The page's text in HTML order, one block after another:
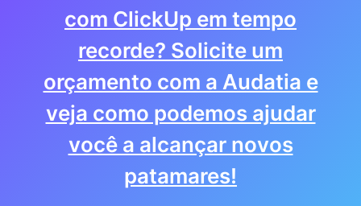
com ClickUp em tempo
recorde? Solicite um
orçamento com a Audatia e
veja como podemos ajudar
você a alcançar novos
patamares!